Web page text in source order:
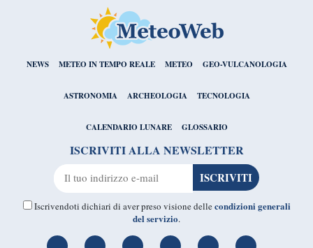
NEWS METEO IN TEMPO REALE METEO GEO-VULCANOLOGIA
ASTRONOMIA ARCHEOLOGIA TECNOLOGIA
CALENDARIO LUNARE GLOSSARIO
ISCRIVITI ALLA NEWSLETTER
Iscrivendoti dichiari di aver preso visione dellecondizioni generali
del servizio.